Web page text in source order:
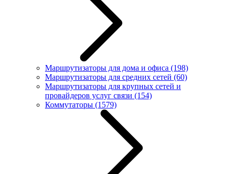
Маршрутизаторы для дома и офиса (198)
Маршрутизаторы для средних сетей (60)
Маршрутизаторы для крупных сетей и
провайдеров услуг связи (154)
Коммутаторы (1579)